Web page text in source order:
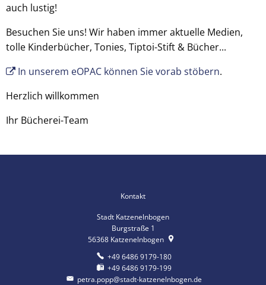
auch lustig!
Besuchen Sie uns! Wir haben immer aktuelle Medien,
tolle Kinderbücher, Tonies, Tiptoi-Stift & Bücher...
In unserem eOPAC können Sie vorab stöbern.
Herzlich willkommen
Ihr Bücherei-Team
Kontakt
Stadt Katzenelnbogen
Burgstraße 1
56368 Katzenelnbogen
+49 6486 9179-180
+49 6486 9179-199
petra.popp@stadt-katzenelnbogen.de